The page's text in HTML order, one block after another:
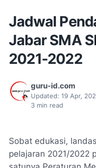
Jadwal
Jabar SMA
2021-2022
guru-id.com
Updated: 19 Apr,
3 min read
Sobat edukasi,
pelajaran 2021/2022